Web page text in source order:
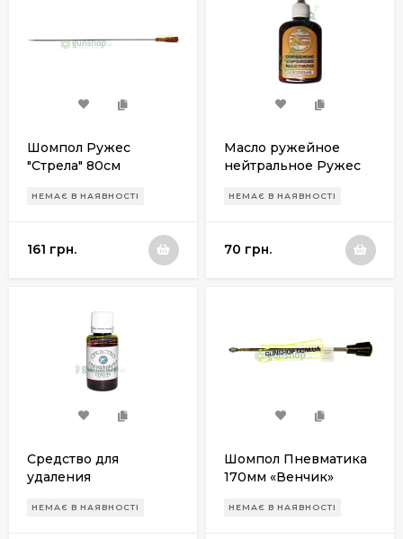
Шомпол Ружес
"Стрела" 80см
НЕМАЄ В НАЯВНОСТІ
161 грн.
Масло ружейное
нейтральное Ружес
НЕМАЄ В НАЯВНОСТІ
70 грн.
Средство для
удаления
Ружес
НЕМАЄ В НАЯВНОСТІ
Шомпол Пневматика
170мм «Венчик»
НЕМАЄ В НАЯВНОСТІ